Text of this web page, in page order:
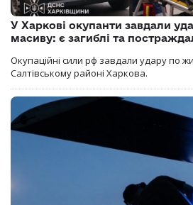
У Харкові окупанти завдали
масиву: є загиблі та
Окупаційні сили рф завдали удару по
Салтівському районі Харкова.